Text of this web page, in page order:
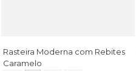
Rasteira Moderna com Rebites
Caramelo